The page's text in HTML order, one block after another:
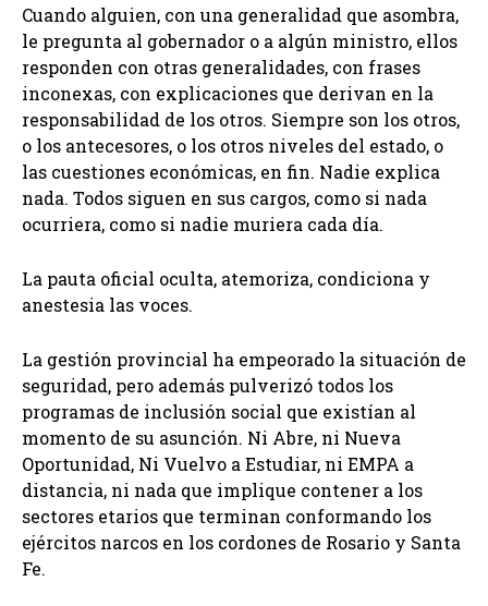
Cuando alguien, con una generalidad que asombra,
le pregunta al gobernador o a algún ministro, ellos
responden con otras generalidades, con frases
inconexas, con explicaciones que derivan en la
responsabilidad de los otros. Siempre son los otros,
o los antecesores, o los otros niveles del estado, o
las cuestiones económicas, en fin. Nadie explica
nada. Todos siguen en sus cargos, como si nada
ocurriera, como si nadie muriera cada día.
La pauta oficial oculta, atemoriza, condiciona y
anestesia las voces.
La gestión provincial ha empeorado la situación de
seguridad, pero además pulverizó todos los
programas de inclusión social que existían al
momento de su asunción. Ni Abre, ni Nueva
Oportunidad, Ni Vuelvo a Estudiar, ni EMPA a
distancia, ni nada que implique contener a los
sectores etarios que terminan conformando los
ejércitos narcos en los cordones de Rosario y Santa
Fe.